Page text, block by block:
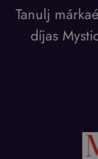
Tanulj
díjas